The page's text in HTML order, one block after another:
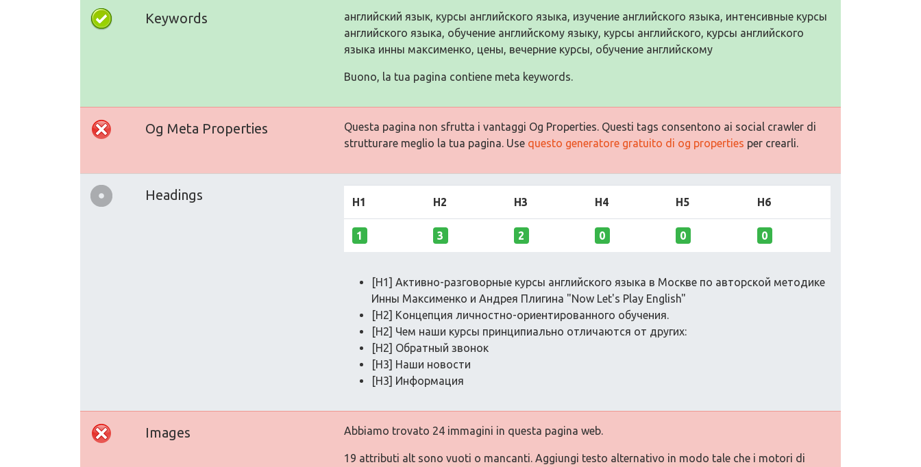
Keywords
английский язык, курсы английского языка, изучение английского языка, интенсивные курсы
английского языка, обучение английскому языку, курсы английского, курсы английского
языка инны максименко, цены, вечерние курсы, обучение английскому
Buono, la tua pagina contiene meta keywords.
Og Meta Properties
Questa pagina non sfrutta i vantaggi Og Properties. Questi tags consentono ai social crawler di
strutturare meglio la tua pagina. Use questo generatore gratuito di og properties per crearli.
Headings H1 H2 H3 H4 H5 H6
1 3 2 0 0 0
[H1] Активно-разговорные курсы английского языка в Москве по авторской методике
Инны Максименко и Андрея Плигина "Now Let's Play English"
[H2] Концепция личностно-ориентированного обучения.
[H2] Чем наши курсы принципиально отличаются от других:
[H2] Обратный звонок
[H3] Наши новости
[H3] Информация
Images Abbiamo trovato 24 immagini in questa pagina web.
19 attributi alt sono vuoti o mancanti. Aggiungi testo alternativo in modo tale che i motori di